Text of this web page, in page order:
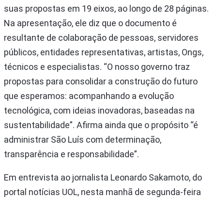
suas propostas em 19 eixos, ao longo de 28 páginas.
Na apresentação, ele diz que o documento é
resultante de colaboração de pessoas, servidores
públicos, entidades representativas, artistas, Ongs,
técnicos e especialistas. “O nosso governo traz
propostas para consolidar a construção do futuro
que esperamos: acompanhando a evolução
tecnológica, com ideias inovadoras, baseadas na
sustentabilidade”. Afirma ainda que o propósito “é
administrar São Luís com determinação,
transparência e responsabilidade”.
Em entrevista ao jornalista Leonardo Sakamoto, do
portal notícias UOL, nesta manhã de segunda-feira